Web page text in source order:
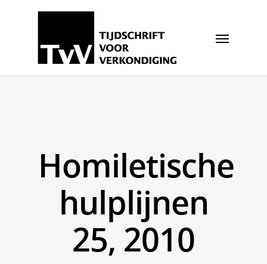
Homiletische
hulplijnen
25, 2010